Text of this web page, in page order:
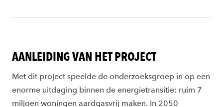
AANLEIDING VAN HET PROJECT
Met dit project speelde de onderzoeksgroep in op een
enorme uitdaging binnen de energietransitie: ruim 7
miljoen woningen aardgasvrij maken. In 2050